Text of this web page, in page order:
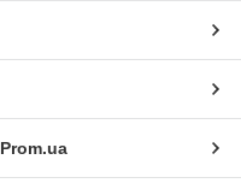
Prom.ua